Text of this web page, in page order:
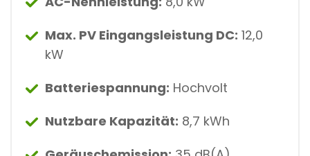
Max. PV Eingangsleistung DC: 12,0
kW
Batteriespannung: Hochvolt
Nutzbare Kapazität: 8,7 kWh